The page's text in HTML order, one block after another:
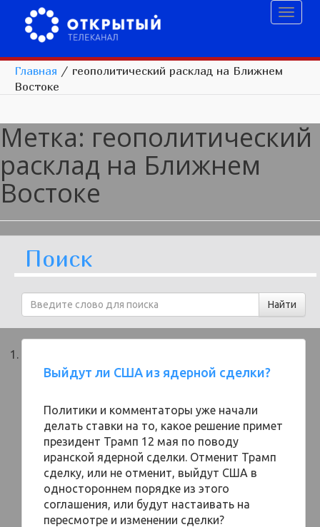
Главная / геополитический расклад на Ближнем
Востоке
Метка: геополитический
расклад на Ближнем
Востоке
Поиск
Выйдут ли США из ядерной сделки?
Политики и комментаторы уже начали
делать ставки на то, какое решение примет
президент Трамп 12 мая по поводу
иранской ядерной сделки. Отменит Трамп
сделку, или не отменит, выйдут США в
одностороннем порядке из этого
соглашения, или будут настаивать на
пересмотре и изменении сделки?